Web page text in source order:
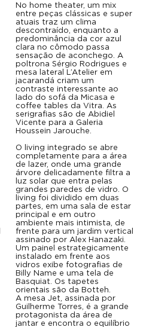
No home theater, um mix
entre peças clássicas e super
atuais traz um clima
descontraído, enquanto a
predominância da cor azul
clara no cômodo passa
sensação de aconchego. A
poltrona Sérgio Rodrigues e
mesa lateral L’Atelier em
jacarandá criam um
contraste interessante ao
lado do sofá da Micasa e
coffee tables da Vitra. As
serigrafias são de Abidiel
Vicente para a Galeria
Houssein Jarouche.
O living integrado se abre
completamente para a área
de lazer, onde uma grande
árvore delicadamente filtra a
luz solar que entra pelas
grandes paredes de vidro. O
living foi dividido em duas
partes, em uma sala de estar
principal e em outro
ambiente mais intimista, de
frente para um jardim vertical
assinado por Alex Hanazaki.
Um painel estrategicamente
instalado em frente aos
vidros exibe fotografias de
Billy Name e uma tela de
Basquiat. Os tapetes
orientais são da Botteh.
A mesa Jet, assinada por
Guilherme Torres, é a grande
protagonista da área de
jantar e encontra o equilíbrio